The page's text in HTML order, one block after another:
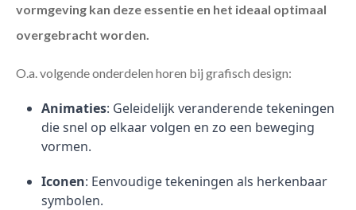
vormgeving kan deze essentie en het ideaal optimaal
overgebracht worden.
O.a. volgende onderdelen horen bij grafisch design:
Animaties: Geleidelijk veranderende tekeningen
die snel op elkaar volgen en zo een beweging
vormen.
Iconen: Eenvoudige tekeningen als herkenbaar
symbolen.